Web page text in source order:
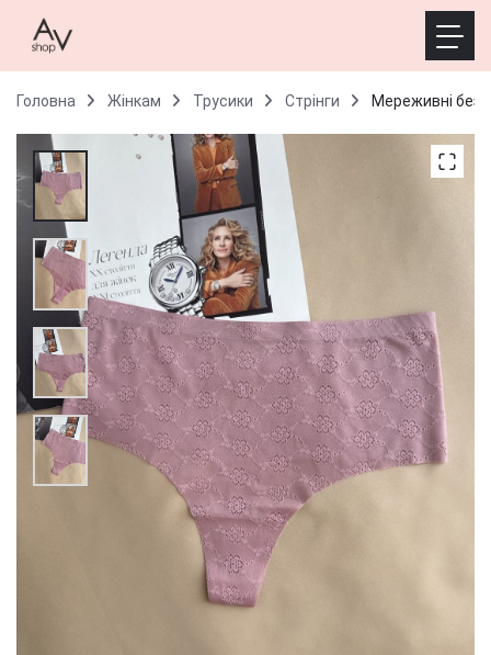
Головна Жінкам Трусики Стрінги Мереживні